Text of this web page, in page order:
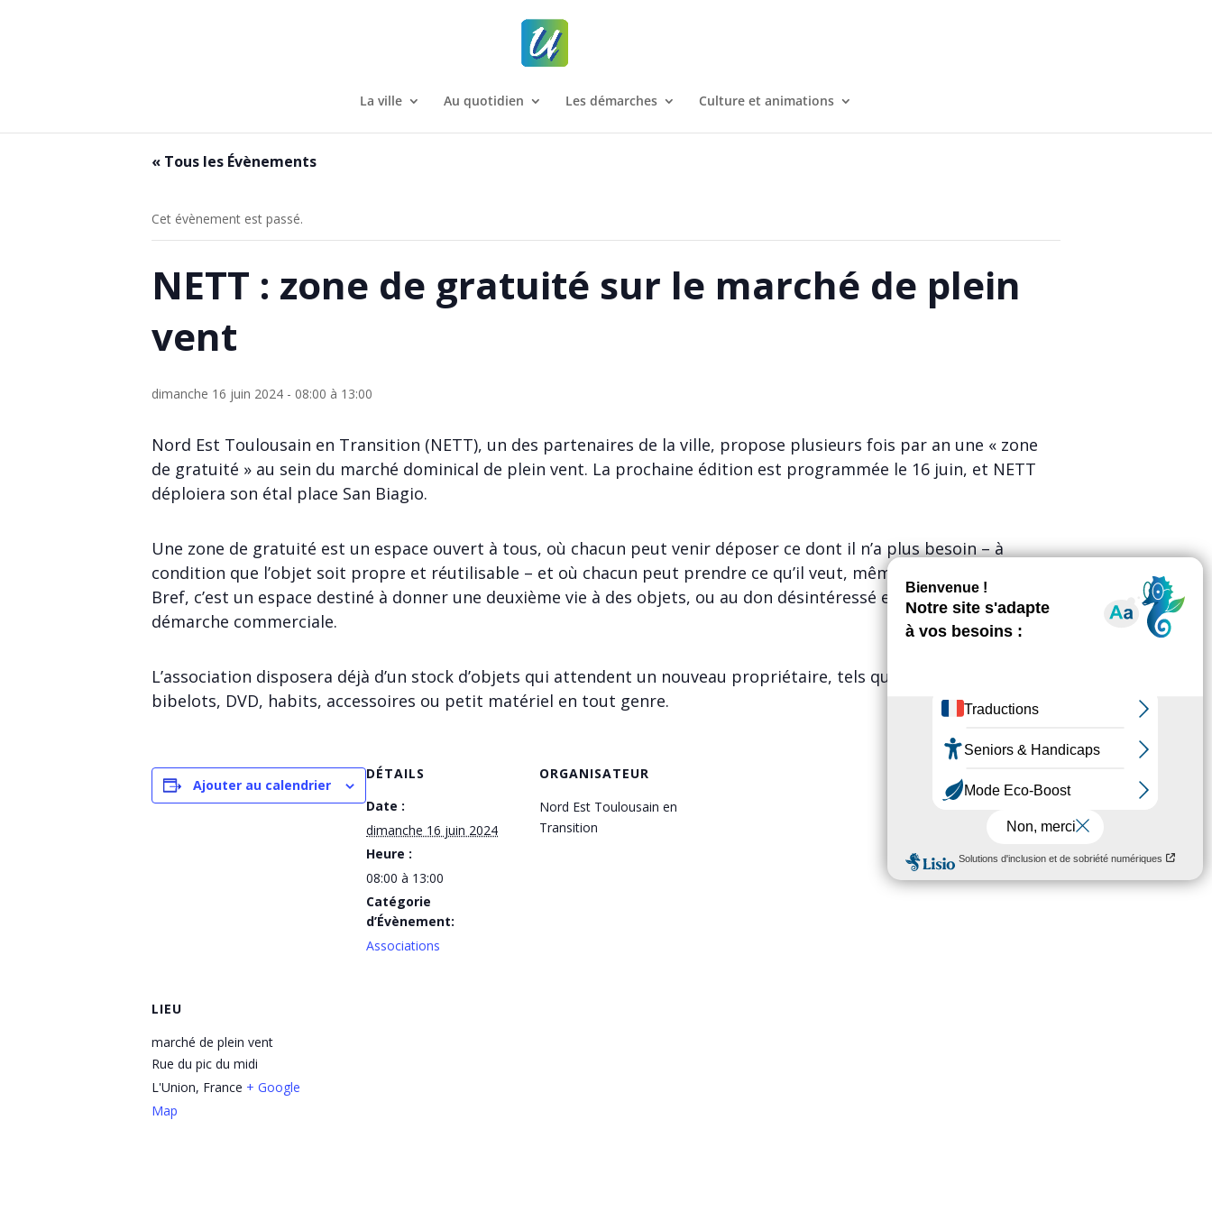
La ville Au quotidien Les démarches Culture et animations
« Tous les Évènements
Cet évènement est passé.
NETT : zone de gratuité sur le marché de plein
vent
dimanche 16 juin 2024 - 08:00 à 13:00
Nord Est Toulousain en Transition (NETT), un des partenaires de la ville, propose plusieurs fois par an une « zone
de gratuité » au sein du marché dominical de plein vent. La prochaine édition est programmée le 16 juin, et NETT
déploiera son étal place San Biagio.
Une zone de gratuité est un espace ouvert à tous, où chacun peut venir déposer ce dont il n’a plus besoin – à
condition que l’objet soit propre et réutilisable – et où chacun peut prendre ce qu’il veut, même s’il n’a rien déposé.
Bref, c’est un espace destiné à donner une deuxième vie à des objets, ou au don désintéressé en dehors de toute
démarche commerciale.
L’association disposera déjà d’un stock d’objets qui attendent un nouveau propriétaire, tels que des jouets, livres,
bibelots, DVD, habits, accessoires ou petit matériel en tout genre.
Ajouter au calendrier
DÉTAILS
Date :
dimanche 16 juin 2024
Heure :
08:00 à 13:00
Catégorie
d’Évènement:
Associations
ORGANISATEUR
Nord Est Toulousain en
Transition
LIEU
marché de plein vent
Rue du pic du midi
L'Union, France + Google
Map